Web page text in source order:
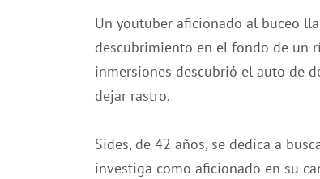
Un youtuber aficionado al buceo
descubrimiento en el fondo de un
inmersiones descubrió el auto de
dejar rastro.
Sides, de 42 años, se dedica a
investiga como aficionado en su